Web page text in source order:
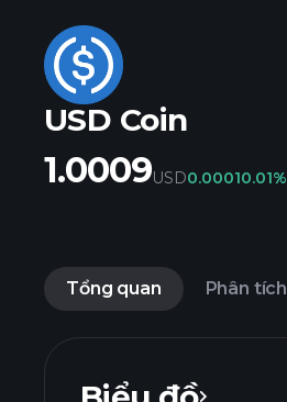
USD Coin
1.0009USD0.00010.01%
Tổng quan Phân tích